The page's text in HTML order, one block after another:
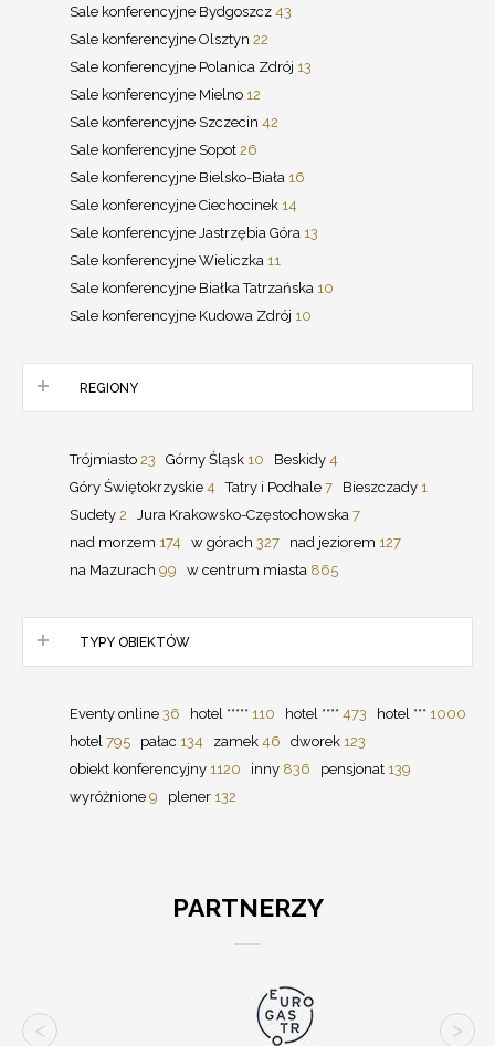
Sale konferencyjne Bydgoszcz 43
Sale konferencyjne Olsztyn 22
Sale konferencyjne Polanica Zdrój 13
Sale konferencyjne Mielno 12
Sale konferencyjne Szczecin 42
Sale konferencyjne Sopot 26
Sale konferencyjne Bielsko-Biała 16
Sale konferencyjne Ciechocinek 14
Sale konferencyjne Jastrzębia Góra 13
Sale konferencyjne Wieliczka 11
Sale konferencyjne Białka Tatrzańska 10
Sale konferencyjne Kudowa Zdrój 10
REGIONY
Trójmiasto 23 Górny Śląsk 10 Beskidy 4
Góry Świętokrzyskie 4 Tatry i Podhale 7 Bieszczady 1
Sudety 2 Jura Krakowsko-Częstochowska 7
nad morzem 174 w górach 327 nad jeziorem 127
na Mazurach 99 w centrum miasta 865
TYPY OBIEKTÓW
Eventy online 36 hotel ***** 110 hotel **** 473 hotel *** 1000
hotel 795 pałac 134 zamek 46 dworek 123
obiekt konferencyjny 1120 inny 836 pensjonat 139
wyróżnione 9 plener 132
PARTNERZY